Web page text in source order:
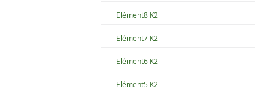
Elément8 K2
Elément7 K2
Elément6 K2
Elément5 K2